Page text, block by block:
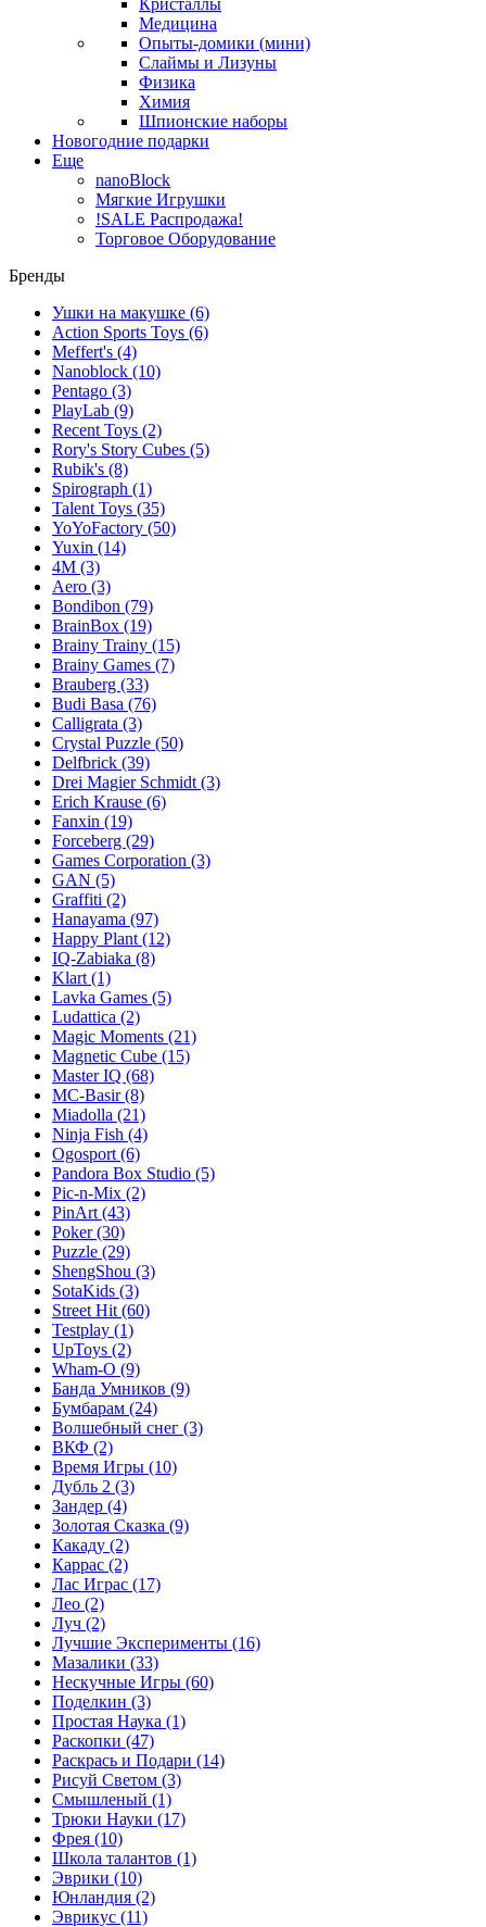
Кристаллы
Медицина
Опыты-домики (мини)
Слаймы и Лизуны
Физика
Химия
Шпионские наборы
Новогодние подарки
Еще
nanoBlock
Мягкие Игрушки
!SALE Распродажа!
Торговое Оборудование
Бренды
Ушки на макушке (6)
Action Sports Toys (6)
Meffert's (4)
Nanoblock (10)
Pentago (3)
PlayLab (9)
Recent Toys (2)
Rory's Story Cubes (5)
Rubik's (8)
Spirograph (1)
Talent Toys (35)
YoYoFactory (50)
Yuxin (14)
4M (3)
Aero (3)
Bondibon (79)
BrainBox (19)
Brainy Trainy (15)
Brainy Games (7)
Brauberg (33)
Budi Basa (76)
Calligrata (3)
Crystal Puzzle (50)
Delfbrick (39)
Drei Magier Schmidt (3)
Erich Krause (6)
Fanxin (19)
Forceberg (29)
Games Corporation (3)
GAN (5)
Graffiti (2)
Hanayama (97)
Happy Plant (12)
IQ-Zabiaka (8)
Klart (1)
Lavka Games (5)
Ludattica (2)
Magic Moments (21)
Magnetic Cube (15)
Master IQ (68)
MC-Basir(8)
Miadolla (21)
Ninja Fish (4)
Ogosport (6)
Pandora Box Studio (5)
Pic-n-Mix (2)
PinArt (43)
Poker(30)
Puzzle (29)
ShengShou (3)
SotaKids (3)
Street Hit (60)
Testplay (1)
UpToys (2)
Wham-O (9)
Банда Умников (9)
Бумбарам (24)
Волшебный снег (3)
ВКФ (2)
Время Игры (10)
Дубль 2 (3)
Зандер (4)
Золотая Сказка (9)
Какаду (2)
Каррас (2)
Лас Играс (17)
Лео (2)
Луч (2)
Лучшие Эксперименты (16)
Мазалики (33)
Нескучные Игры (60)
Поделкин (3)
Простая Наука (1)
Раскопки (47)
Раскрась и Подари (14)
Рисуй Светом (3)
Смышленый (1)
Трюки Науки (17)
Фрея (10)
Школа талантов (1)
Эврики (10)
Юнландия (2)
Эврикус (11)